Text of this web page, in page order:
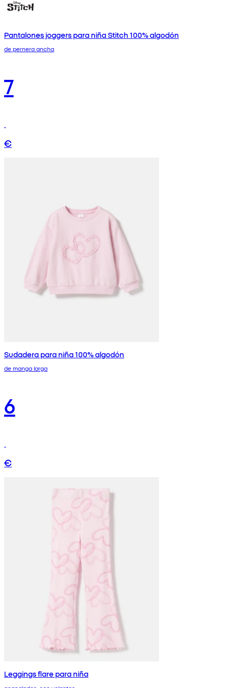
Pantalones joggers para niña Stitch 100% algodón
de pernera ancha
7
€
Sudadera para niña 100% algodón
de manga larga
6
€
Leggings flare para niña